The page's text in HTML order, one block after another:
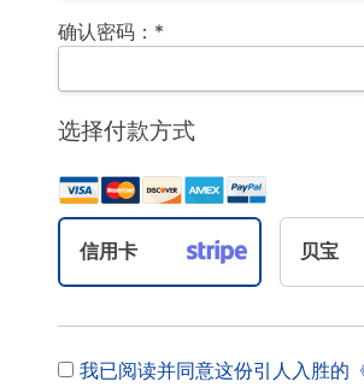
确认密码：*
选择付款方式
信用卡 贝宝
我已阅读并同意这份引人入胜的